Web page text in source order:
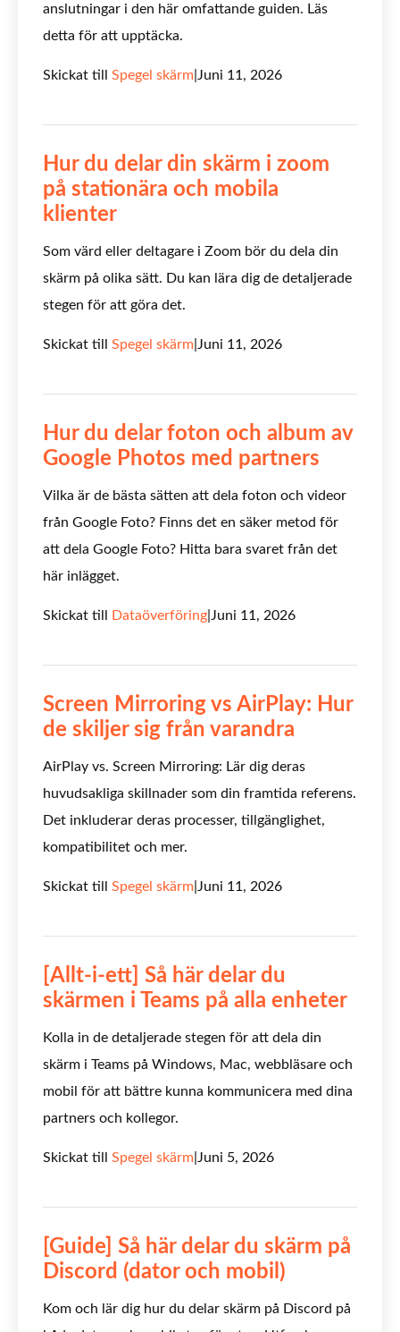
anslutningar i den här omfattande guiden. Läs
detta för att upptäcka.
Skickat till Spegel skärm Juni 11, 2026
Hur du delar din skärm i zoom
på stationära och mobila
klienter
Som värd eller deltagare i Zoom bör du dela din
skärm på olika sätt. Du kan lära dig de detaljerade
stegen för att göra det.
Skickat till Spegel skärm Juni 11, 2026
Hur du delar foton och album av
Google Photos med partners
Vilka är de bästa sätten att dela foton och videor
från Google Foto? Finns det en säker metod för
att dela Google Foto? Hitta bara svaret från det
här inlägget.
Skickat till Dataöverföring Juni 11, 2026
Screen Mirroring vs AirPlay: Hur
de skiljer sig från varandra
AirPlay vs. Screen Mirroring: Lär dig deras
huvudsakliga skillnader som din framtida referens.
Det inkluderar deras processer, tillgänglighet,
kompatibilitet och mer.
Skickat till Spegel skärm Juni 11, 2026
[Allt-i-ett] Så här delar du
skärmen i Teams på alla enheter
Kolla in de detaljerade stegen för att dela din
skärm i Teams på Windows, Mac, webbläsare och
mobil för att bättre kunna kommunicera med dina
partners och kollegor.
Skickat till Spegel skärm Juni 5, 2026
[Guide] Så här delar du skärm på
Discord (dator och mobil)
Kom och lär dig hur du delar skärm på Discord på